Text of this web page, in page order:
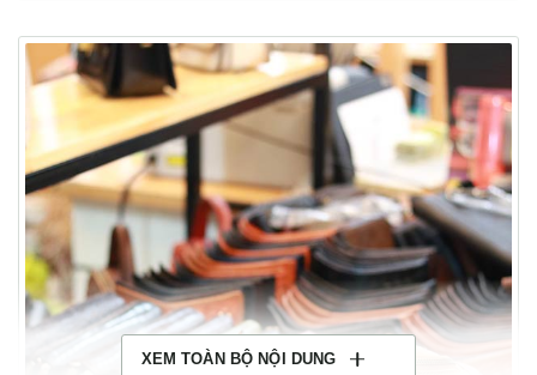
XEM TOÀN BỘ NỘI DUNG